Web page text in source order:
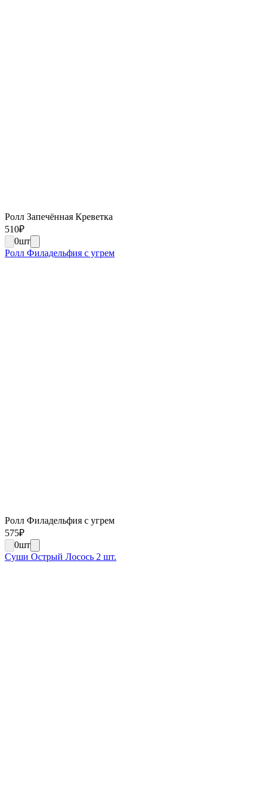
Ролл Запечённая Креветка
510₽
0шт
Ролл Филадельфия с угрем
Ролл Филадельфия с угрем
575₽
0шт
Суши Острый Лосось 2 шт.